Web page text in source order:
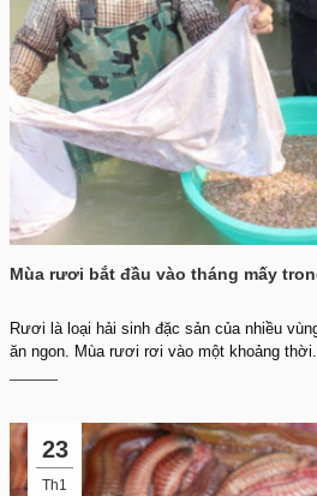
Mùa rươi bắt đầu vào tháng mấy
Rươi là loại hải sinh đặc sản của nhiều
ăn ngon. Mùa rươi rơi vào một khoảng
23
Th1